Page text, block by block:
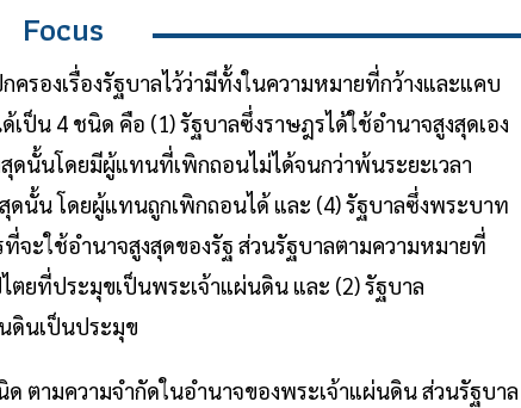
Focus
องเรื่องรัฐบาลไว้ว่ามีทั้งในความหมายที่กว้างและแคบ
ป็น 4 ชนิด คือ (1) รัฐบาลซึ่งราษฎรได้ใช้อำนาจสูงสุดเอง
ดนั้นโดยมีผู้แทนที่เพิกถอนไม่ได้จนกว่าพ้นระยะเวลา
ดนั้น โดยผู้แทนถูกเพิกถอนได้ และ (4) รัฐบาลซึ่งพระบาท
จะใช้อำนาจสูงสุดของรัฐ ส่วนรัฐบาลตามความหมายที่
ตยที่ประมุขเป็นพระเจ้าแผ่นดิน และ (2) รัฐบาล
ดินเป็นประมุข
ตามความจำกัดในอำนาจของพระเจ้าแผ่นดิน ส่วนรัฐบาล